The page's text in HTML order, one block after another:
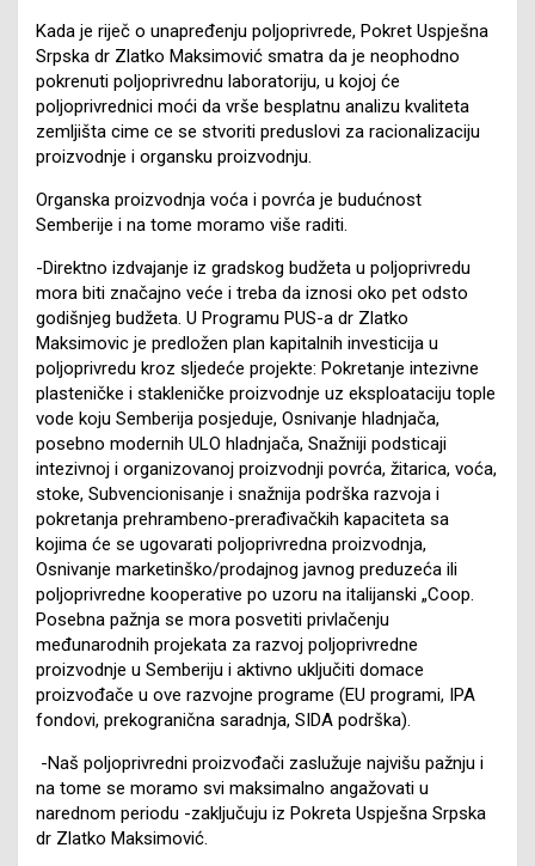
Kada je riječ o unapređenju poljoprivrede, Pokret Uspješna
Srpska dr Zlatko Maksimović smatra da je neophodno
pokrenuti poljoprivrednu laboratoriju, u kojoj će
poljoprivrednici moći da vrše besplatnu analizu kvaliteta
zemljišta cime ce se stvoriti preduslovi za racionalizaciju
proizvodnje i organsku proizvodnju.
Organska proizvodnja voća i povrća je budućnost
Semberije i na tome moramo više raditi.
-Direktno izdvajanje iz gradskog budžeta u poljoprivredu
mora biti značajno veće i treba da iznosi oko pet odsto
godišnjeg budžeta. U Programu PUS-a dr Zlatko
Maksimovic je predložen plan kapitalnih investicija u
poljoprivredu kroz sljedeće projekte: Pokretanje intezivne
plasteničke i stakleničke proizvodnje uz eksploataciju tople
vode koju Semberija posjeduje, Osnivanje hladnjača,
posebno modernih ULO hladnjača, Snažniji podsticaji
intezivnoj i organizovanoj proizvodnji povrća, žitarica, voća,
stoke, Subvencionisanje i snažnija podrška razvoja i
pokretanja prehrambeno-prerađivačkih kapaciteta sa
kojima će se ugovarati poljoprivredna proizvodnja,
Osnivanje marketinško/prodajnog javnog preduzeća ili
poljoprivredne kooperative po uzoru na italijanski „Coop.
Posebna pažnja se mora posvetiti privlačenju
međunarodnih projekata za razvoj poljoprivredne
proizvodnje u Semberiju i aktivno uključiti domace
proizvođače u ove razvojne programe (EU programi, IPA
fondovi, prekogranična saradnja, SIDA podrška).
-Naš poljoprivredni proizvođači zaslužuje najvišu pažnju i
na tome se moramo svi maksimalno angažovati u
narednom periodu -zaključuju iz Pokreta Uspješna Srpska
dr Zlatko Maksimović.